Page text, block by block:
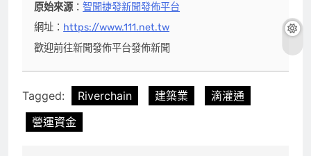
原始來源：智聞捷發新聞發佈平台
網址： https://www.111.net.tw
歡迎前往新聞發佈平台發佈新聞
Tagged: Riverchain 建築業
滴灌通
營運資金